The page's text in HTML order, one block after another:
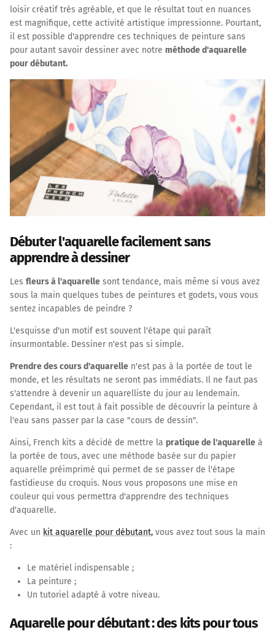
loisir créatif très agréable, et que le résultat tout en nuances
est magnifique, cette activité artistique impressionne. Pourtant,
il est possible d'apprendre ces techniques de peinture sans
pour autant savoir dessiner avec notre méthode d'aquarelle
pour débutant.
Débuter l'aquarelle facilement sans
apprendre à dessiner
Les fleurs à l'aquarelle sont tendance, mais même si vous avez
sous la main quelques tubes de peintures et godets, vous vous
sentez incapables de peindre ?
L'esquisse d'un motif est souvent l'étape qui paraît
insurmontable. Dessiner n'est pas si simple.
Prendre des cours d'aquarelle n'est pas à la portée de tout le
monde, et les résultats ne seront pas immédiats. Il ne faut pas
s'attendre à devenir un aquarelliste du jour au lendemain.
Cependant, il est tout à fait possible de découvrir la peinture à
l'eau sans passer par la case "cours de dessin".
Ainsi, French kits a décidé de mettre la pratique de l'aquarelle à
la portée de tous, avec une méthode basée sur du papier
aquarelle préimprimé qui permet de se passer de l'étape
fastidieuse du croquis. Nous vous proposons une mise en
couleur qui vous permettra d'apprendre des techniques
d'aquarelle.
Avec un kit aquarelle pour débutant, vous avez tout sous la main
:
Le matériel indispensable ;
La peinture ;
Un tutoriel adapté à votre niveau.
Aquarelle pour débutant : des kits pour tous